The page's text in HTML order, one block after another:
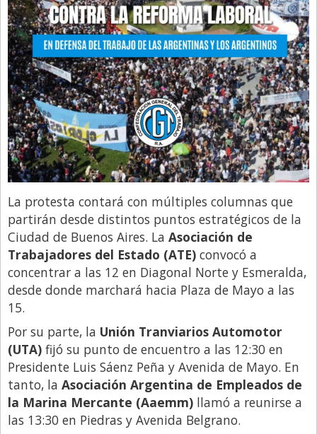
La protesta contará con múltiples columnas que
partirán desde distintos puntos estratégicos de la
Ciudad de Buenos Aires. La Asociación de
Trabajadores del Estado (ATE) convocó a
concentrar a las 12 en Diagonal Norte y Esmeralda,
desde donde marchará hacia Plaza de Mayo a las
15.
Por su parte, la Unión Tranviarios Automotor
(UTA) fijó su punto de encuentro a las 12:30 en
Presidente Luis Sáenz Peña y Avenida de Mayo. En
tanto, la Asociación Argentina de Empleados de
la Marina Mercante (Aaemm) llamó a reunirse a
las 13:30 en Piedras y Avenida Belgrano.